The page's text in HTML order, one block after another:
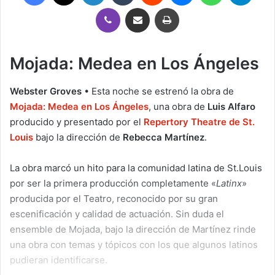
Viber Compartir por correo electrónicoImprimir
Mojada: Medea en Los Ángeles
Webster Groves • Esta noche se estrenó la obra de
Mojada: Medea en Los Ángeles, una obra de Luis Alfaro
producido y presentado por el Repertory Theatre de St.
Louis bajo la dirección de Rebecca Martínez.
La obra marcó un hito para la comunidad latina de St.Louis
por ser la primera producción completamente «Latinx»
producida por el Teatro, reconocido por su gran
escenificación y calidad de actuación. Sin duda el
ensemble de Mojada, bajo la dirección de Martínez rinde
una obra con temas y tópicos con los que algunos latinos
pudieran identificarse.